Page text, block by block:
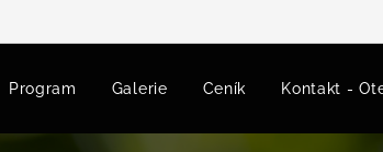
Program Galerie Ceník Kontakt -